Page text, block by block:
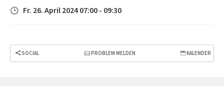
Fr. 26. April 2024 07:00 - 09:30
SOCIAL PROBLEM MELDEN KALENDER